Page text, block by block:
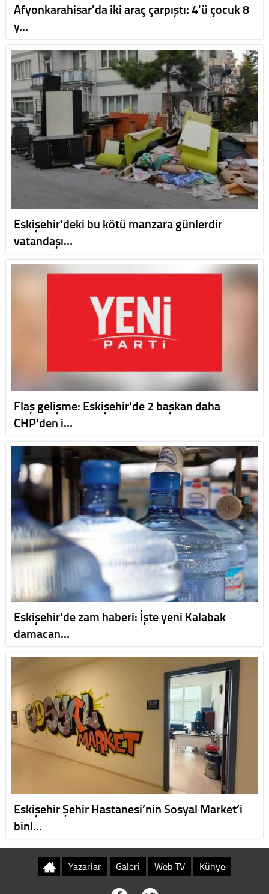
Afyonkarahisar'da iki araç çarpıştı: 4'ü çocuk 8
y…
Eskişehir'deki bu kötü manzara günlerdir
vatandaşı…
Flaş gelişme: Eskişehir'de 2 başkan daha
CHP'den i…
Eskişehir'de zam haberi: İşte yeni Kalabak
damacan…
Eskişehir Şehir Hastanesi’nin Sosyal Market’i
binl…
Yazarlar Galeri Web TV Künye